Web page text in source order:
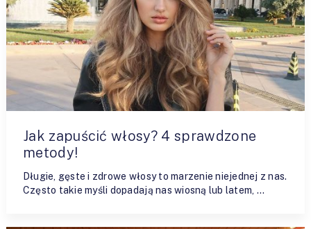
Jak zapuścić włosy? 4 sprawdzone
metody!
Długie, gęste i zdrowe włosy to marzenie niejednej z nas.
Często takie myśli dopadają nas wiosną lub latem, …